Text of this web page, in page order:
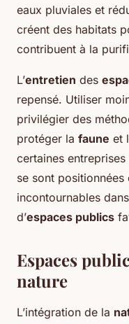
eaux pluviales et
créent des habitats
contribuent à la
L’entretien des
repensé. Utiliser
privilégier des
protéger la faune et
certaines
se sont
incontournables
d’espaces publics
Espaces
nature
L’intégration de la